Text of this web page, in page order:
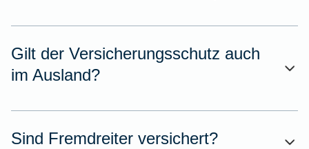
Gilt der Versicherungsschutz auch
im Ausland?
Sind Fremdreiter versichert?